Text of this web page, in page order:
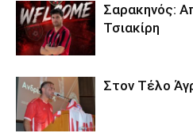
Σαρακηνός:
Τσιακίρη
Στον Τέλο